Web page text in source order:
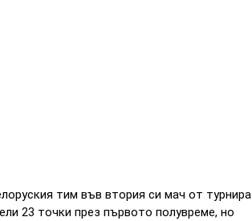
тим във втория си мач от турнира
23 точки през първото полувреме, но